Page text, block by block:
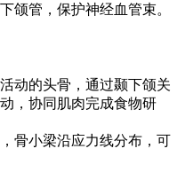
颌管，保护神经血管束。
动的头骨，通过颞下颌关
，协同肌肉完成食物研
骨小梁沿应力线分布，可